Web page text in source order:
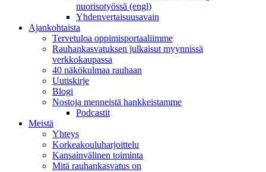
nuorisotyössä (engl)
Yhdenvertai­suus­avain
Ajankohtaista
Tervetuloa oppimisportaaliimme
Rauhankasvatuksen julkaisut myynnissä
verkkokaupassa
40 näkökulmaa rauhaan
Uutiskirje
Blogi
Nostoja menneistä hankkeistamme
Podcastit
Meistä
Yhteys
Korkeakouluharjoittelu
Kansainvälinen toiminta
Mitä rauhankasvatus on